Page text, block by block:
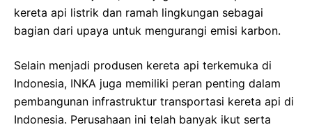
kereta api listrik dan ramah lingkungan sebagai
bagian dari upaya untuk mengurangi emisi karbon.
Selain menjadi produsen kereta api terkemuka di
Indonesia, INKA juga memiliki peran penting dalam
pembangunan infrastruktur transportasi kereta api di
Indonesia. Perusahaan ini telah banyak ikut serta